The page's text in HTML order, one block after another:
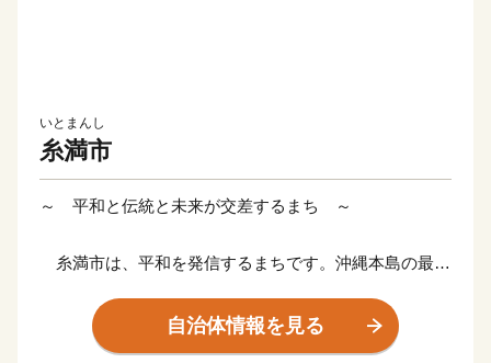
いとまんし
糸満市
～ 平和と伝統と未来が交差するまち ～
糸満市は、平和を発信するまちです。沖縄本島の最南
の塔や平和祈念公園をはじめ、各都道府県の慰霊碑が多
数存在するなど平和の尊さと戦争の悲惨さを発信するま
自治体情報を見る